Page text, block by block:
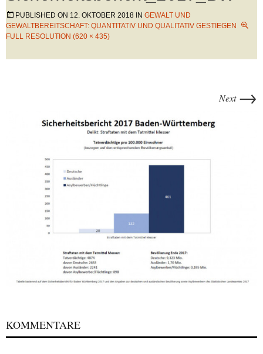
PUBLISHED ON 12. OKTOBER 2018 IN GEWALT UND
GEWALTBEREITSCHAFT: QUANTITATIV UND QUALITATIV GESTIEGEN
FULL RESOLUTION (620 × 435)
Next →
KOMMENTARE